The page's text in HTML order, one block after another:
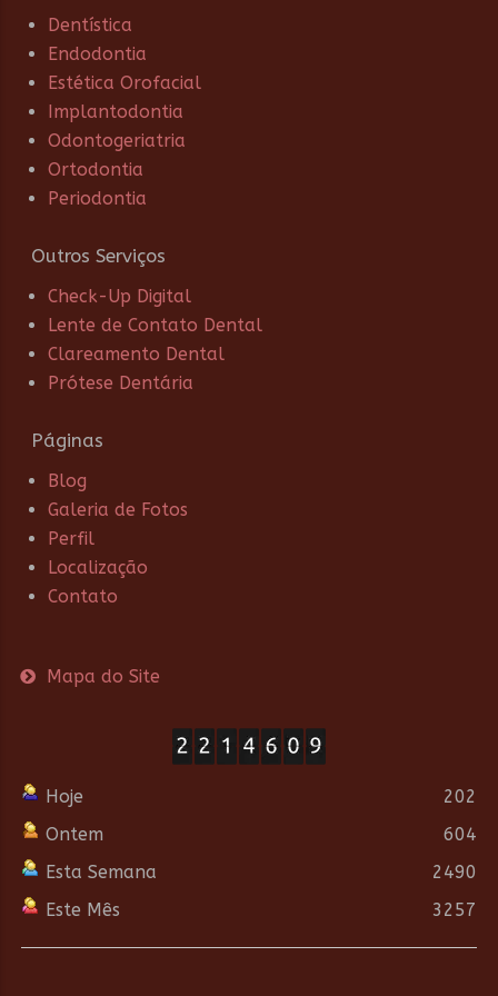
Dentística
Endodontia
Estética Orofacial
Implantodontia
Odontogeriatria
Ortodontia
Periodontia
Outros Serviços
Check-Up Digital
Lente de Contato Dental
Clareamento Dental
Prótese Dentária
Páginas
Blog
Galeria de Fotos
Perfil
Localização
Contato
Mapa do Site
Hoje
202
Ontem
604
Esta Semana
2490
Este Mês
3257